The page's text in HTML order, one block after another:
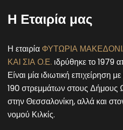
Η Εταιρία μας
Η εταιρία ΦΥΤΩΡΙΑ
ΚΑΙ ΣΙΑ Ο.Ε. ιδρύθηκε το 1979
Είναι μία ιδιωτική επιχείρηση
190 στρεμμάτων στους Δήμους
στην Θεσσαλονίκη, αλλά και
νομού Κιλκίς.